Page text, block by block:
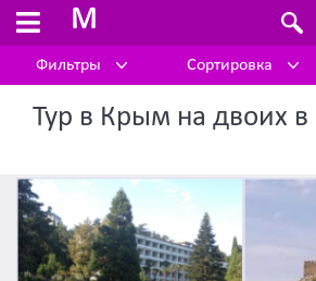
M
Фильтры Сортировка
Тур в Крым на двоих в